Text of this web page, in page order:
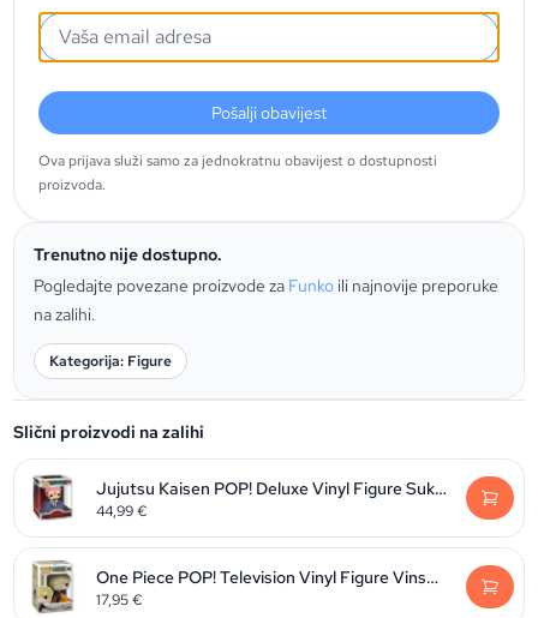
Pošalji obavijest
Ova prijava služi samo za jednokratnu obavijest o dostupnosti
proizvoda.
Trenutno nije dostupno.
Pogledajte povezane proizvode za Funko ili najnovije preporuke
na zalihi.
Kategorija: Figure
Slični proizvodi na zalihi
Jujutsu Kaisen POP! Deluxe Vinyl Figure Sukuna 9 cm
44,99€
One Piece POP! Television Vinyl Figure Vinsmoke Sanji 9 cm
17,95€